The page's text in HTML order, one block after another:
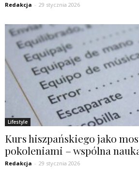
Redakcja - 29 stycznia 2026
Lifestyle
Kurs hiszpańskiego jako
pokoleniami – wspólna
Redakcja - 29 stycznia 2026